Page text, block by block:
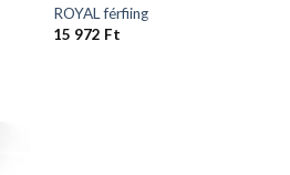
ROYAL férfiing
15 972 Ft